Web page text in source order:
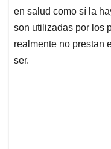
en salud como sí la
son utilizadas por los
realmente no prestan
ser.